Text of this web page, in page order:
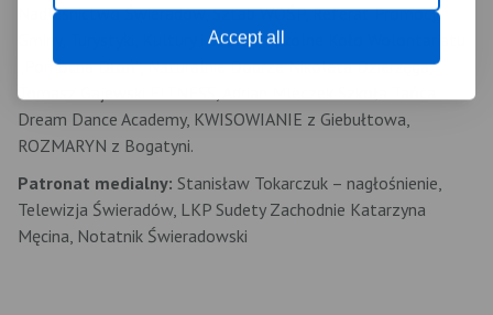
Accept all
Nadleśnictwo Świeradów, Sztab WOŚP, Referat Promocji
Gminy, Turystyki, Kultury i Sportu, Szkolne Koło Wolontariatu
„Pomocna Dłoń”, Naturalnie Dobrze Nikoleta Dzierżęga,
Tomasz Gajewski FITNESS, Adrian Mleczek Szkoła Tańca
Dream Dance Academy, KWISOWIANIE z Giebułtowa,
ROZMARYN z Bogatyni.
Patronat medialny: Stanisław Tokarczuk – nagłośnienie,
Telewizja Świeradów, LKP Sudety Zachodnie Katarzyna
Męcina, Notatnik Świeradowski